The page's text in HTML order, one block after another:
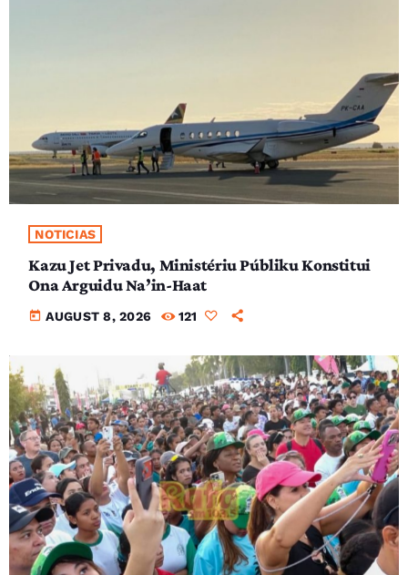
NOTICIAS
Kazu Jet Privadu, Ministériu Públiku Konstitui
Ona Arguidu Na’in-Haat
today AUGUST 8, 2026 121